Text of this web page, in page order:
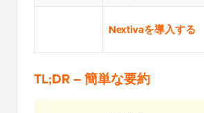
Nextivaを導入する
TL;DR – 簡単な要約